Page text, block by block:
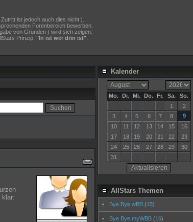
ist jedoch auch dies nicht ).
Forenbereich bewerben.
von Gründen ) wird sich zeigen.
Prinzip: "In ist wer drin ist"
klar:
Kalender
Mo. Di. Mi. Do. Fr. Sa.
So.
1
2
3
4 5 6 7 8
9
10
11 12 13 14 15
16
17
18 19 20 21 22
23
24
25 26 27 28 29
30
31
AllStars Themen
• Bye Bye wBB (15)
• Bye Bye myWBB (16)